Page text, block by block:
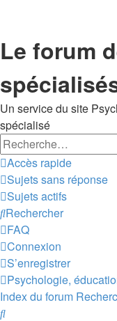
Le forum
Un service du site
spécialisé
Accès rapide
Sujets sans réponse
Sujets actifs
Rechercher
FAQ
Connexion
S’enregistrer
Psychologie,
Index du forum
Rechercher